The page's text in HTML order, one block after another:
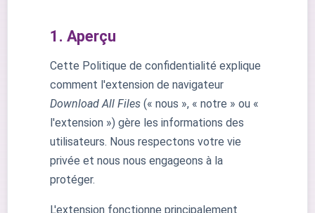
1. Aperçu
Cette Politique de confidentialité explique
comment l'extension de navigateur
Download All Files (« nous », « notre » ou «
l'extension ») gère les informations des
utilisateurs. Nous respectons votre vie
privée et nous nous engageons à la
protéger.
L'extension fonctionne principalement